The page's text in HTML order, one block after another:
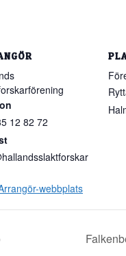
12 82 72
webbplats